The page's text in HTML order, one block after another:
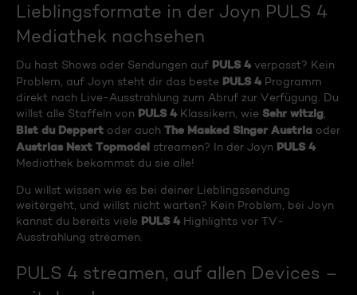
Lieblingsformate in der Joyn PULS 4
Mediathek nachsehen
Du hast Shows oder Sendungen auf PULS 4 verpasst? Kein
Problem, auf Joyn steht dir das beste PULS 4 Programm
direkt nach Live-Ausstrahlung zum Abruf zur Verfügung. Du
willst alle Staffeln von PULS 4 Klassikern, wie Sehr witzig
Bist du Deppert oder auch The Masked Singer Austria oder
Austrias Next Topmodel streamen? In der Joyn PULS 4
Mediathek bekommst du sie alle!
Du willst wissen wie es bei deiner Lieblingssendung
weitergeht, und willst nicht warten? Kein Problem, bei Joyn
kannst du bereits viele PULS 4 Highlights vor TV-
Ausstrahlung streamen.
PULS 4 streamen, auf allen Devices –